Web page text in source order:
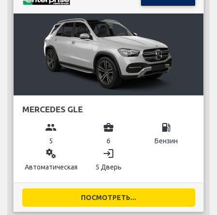
MERCEDES GLE
group
5
business_center
6
local_gas_station
Бензин
miscellaneous_services
Автоматическая
login
5 Дверь
ПОСМОТРЕТЬ...